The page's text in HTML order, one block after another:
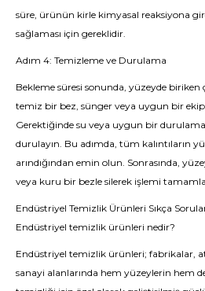
süre, ürünün kirle kimyasal reaksiyona
sağlaması için gereklidir.
Adım 4: Temizleme ve Durulama
Bekleme süresi sonunda, yüzeyde
temiz bir bez, sünger veya uygun bir
Gerektiğinde su veya uygun bir
durulayın. Bu adımda, tüm kalıntıların
arındığından emin olun. Sonrasında,
veya kuru bir bezle silerek işlemi
Endüstriyel Temizlik Ürünleri Sıkça
Endüstriyel temizlik ürünleri nedir?
Endüstriyel temizlik ürünleri; fabrikalar,
sanayi alanlarında hem yüzeylerin hem